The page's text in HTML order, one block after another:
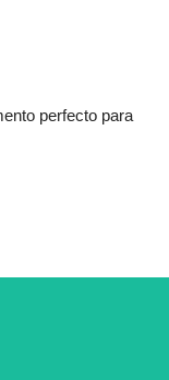
perfecto para